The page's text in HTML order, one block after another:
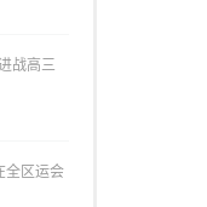
战高三
高二…
全区运会